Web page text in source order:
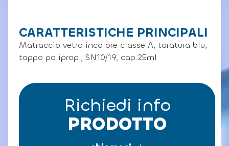
CARATTERISTICHE PRINCIPALI
Matraccio vetro incolore classe A, taratura blu,
tappo poliprop., SN10/19, cap.25ml
Richiedi info
PRODOTTO